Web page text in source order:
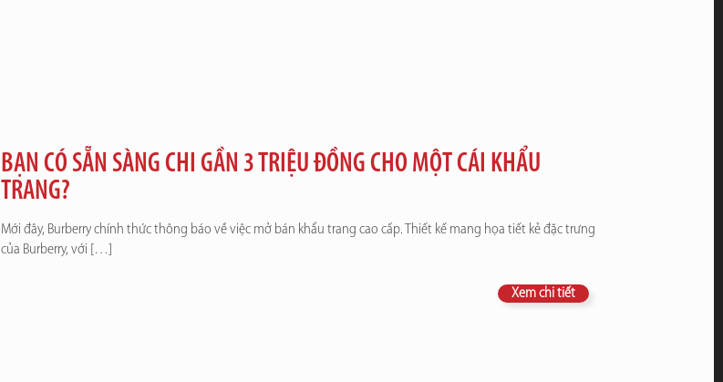
BẠN CÓ SẴN SÀNG CHI GẦN 3 TRIỆU ĐỒNG CHO MỘT CÁI KHẨU
TRANG?
Mới đây, Burberry chính thức thông báo về việc mở bán khẩu trang cao cấp. Thiết kế mang họa tiết kẻ đặc trưng
của Burberry, với […]
Xem chi tiết